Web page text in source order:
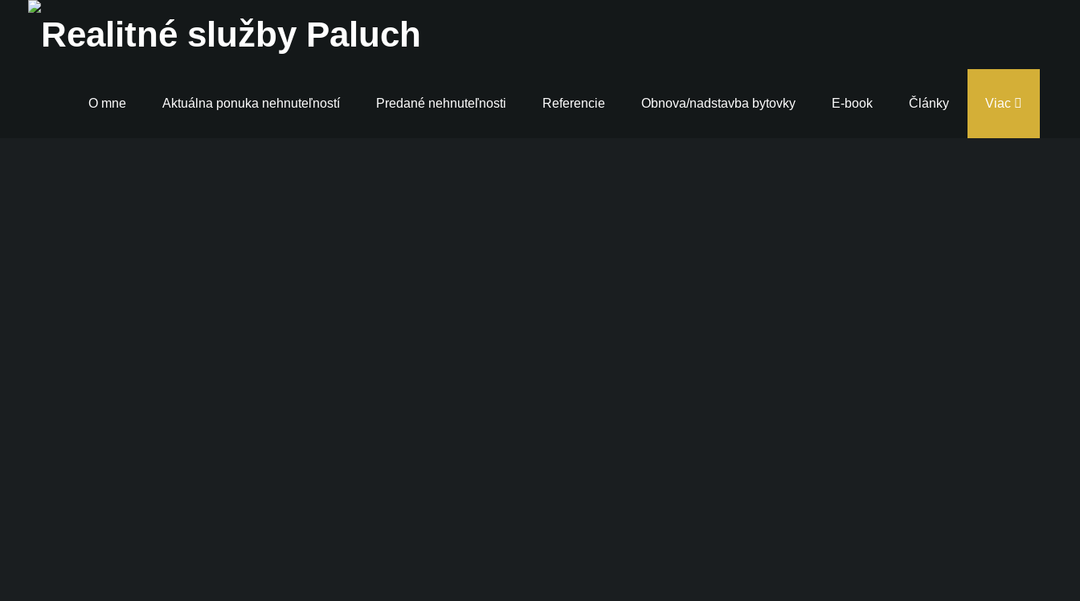
O mne Aktuálna ponuka nehnuteľností Predané nehnuteľnosti Referencie Obnova/nadstavba bytovky E-book Články Viac